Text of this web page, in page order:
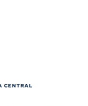
CENTRAL